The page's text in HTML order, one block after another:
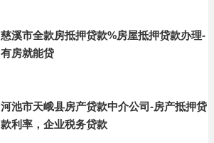
慈溪市全款房抵押贷款%房屋抵押贷款办理-
有房就能贷
河池市天峨县房产贷款中介公司-房产抵押贷
款利率，企业税务贷款